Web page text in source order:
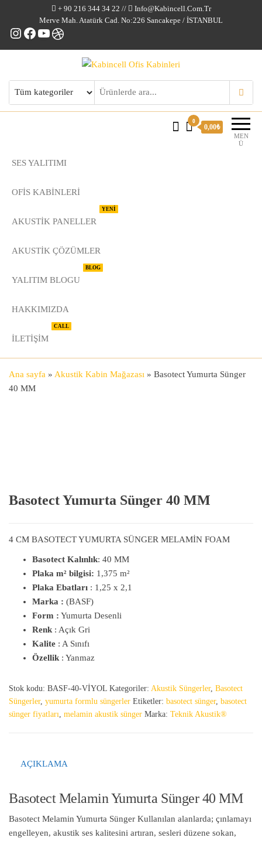
+ 90 216 344 34 22 //
Info@kabincell.com.tr
Merve Mah. Atatürk Cad. No:226 Sancakepe / İSTANBUL
Instagram
Facebook
YouTube
Dribbble
Kabincell Ofis Kabinleri
MEN
Ü
0
0,00₺
SES YALITIMI
OFİS KABİNLERİ
AKUSTİK PANELLER
YENİ
AKUSTIK ÇÖZÜMLER
YALITIM BLOGU
BLOG
HAKKIMIZDA
İLETIŞIM
CALL
Ana sayfa » Akustik Kabin Mağazası » Basotect Yumurta Sünger
40 MM
Basotect Yumurta Sünger 40 MM
4 CM BASOTECT YUMURTA SÜNGER MELAMİN FOAM
Basotect Kalınlık: 40 MM
Plaka m² bilgisi: 1,375 m²
Plaka Ebatları : 1,25 x 2,1
Marka : (BASF)
Form : Yumurta Desenli
Renk : Açık Gri
Kalite : A Sınıfı
Özellik : Yanmaz
Stok kodu: BASF-40-VİYOL Kategoriler: Akustik Süngerler, Basotect
Süngerler, yumurta formlu süngerler Etiketler: basotect sünger, basotect
sünger fiyatları melamin akustik sünger Marka: Teknik Akustik®
AÇIKLAMA
Basotect Melamin Yumurta Sünger 40 MM
Basotect Melamin Yumurta Sünger Kullanılan alanlarda; çınlamayı
engelleyen, akustik ses kalitesini artıran, sesleri düzene sokan,